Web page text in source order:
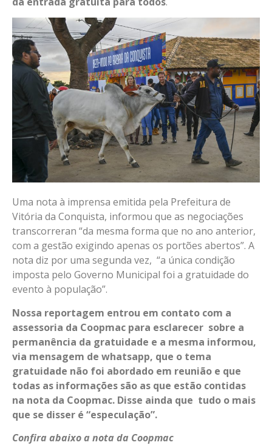
Uma nota à imprensa emitida pela Prefeitura de
Vitória da Conquista, informou que as negociações
transcorreran “da mesma forma que no ano anterior,
com a gestão exigindo apenas os portões abertos”. A
nota diz por uma segunda vez, “a única condição
imposta pelo Governo Municipal foi a gratuidade do
evento à população”.
Nossa reportagem entrou em contato com a
assessoria da Coopmac para esclarecer sobre a
permanência da gratuidade e a mesma informou,
via mensagem de whatsapp, que o tema
gratuidade não foi abordado em reunião e que
todas as informações são as que estão contidas
na nota da Coopmac. Disse ainda que tudo o mais
que se disser é “especulação”.
Confira abaixo a nota da Coopmac